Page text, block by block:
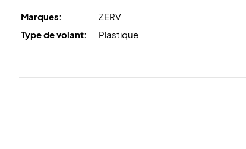
Marques:
ZERV
Type de volant:
Plastique